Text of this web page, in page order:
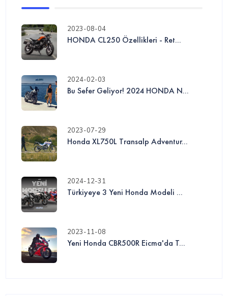
2023-08-04
HONDA CL250 Özellikleri - Ret...
2024-02-03
Bu Sefer Geliyor! 2024 HONDA N...
2023-07-29
Honda XL750L Transalp Adventur...
2024-12-31
Türkiyeye 3 Yeni Honda Modeli ...
2023-11-08
Yeni Honda CBR500R Eicma'da T...